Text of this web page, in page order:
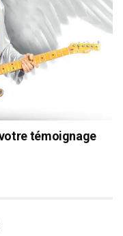
témoignage